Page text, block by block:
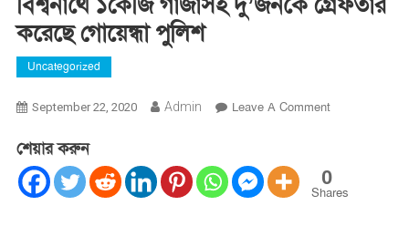
করেছে গোয়েন্ধা পুলিশ
Uncategorized
September 22, 2020 Admin Leave A CommentOn
গাজাসহ
দু’জনকে
শেয়ার করুন
0
Shares